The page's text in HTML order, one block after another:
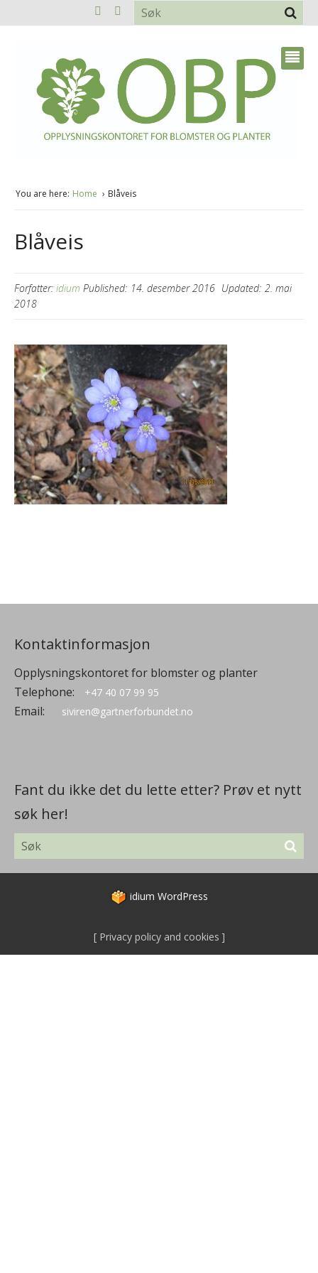
You are here: Home Blåveis
Blåveis
Forfatter: idium Published: 14. desember 2016 Updated: 2. mai
2018
Kontaktinformasjon
Opplysningskontoret for blomster og planter
Telephone:
+47 40 07 99 95
Email: siviren@gartnerforbundet.no
Fant du ikke det du lette etter? Prøv et nytt
søk her!
idium WordPress
Privacy policy and cookies